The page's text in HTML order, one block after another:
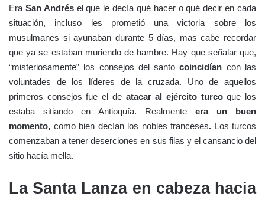
Era San Andrésel que le decía qué hacer o qué decir en cada
situación, incluso les prometió una victoria sobre los
musulmanes si ayunaban durante 5 días, mas cabe recordar
que ya se estaban muriendo de hambre. Hay que señalar que,
“misteriosamente” los consejos del santocoincidían con las
voluntades de los líderes de la cruzada. Uno de aquellos
primeros consejos fue el de atacar al ejército turcoque los
estaba sitiando en Antioquía. Realmente era un buen
momento, como bien decían los nobles franceses. Los turcos
comenzaban a tener deserciones en sus filas y el cansancio del
sitio hacía mella.
La Santa Lanza en cabeza hacia